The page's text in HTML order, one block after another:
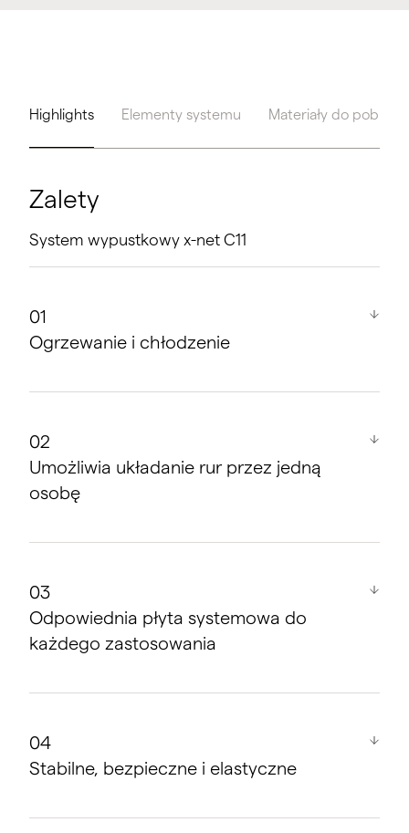
Highlights Elementy systemu Materiały do pobrania
Zalety
System wypustkowy x-net C11
Ogrzewanie i chłodzenie
Umożliwia układanie rur przez jedną
osobę
Technika łączenia płyt: precyzyjna, niezawodna,
szybka i bez użycia narzędzi
Resztki płyt można wykorzystać w innym miejscu,
Odpowiednia płyta systemowa do
każdego zastosowania
Stabilne, bezpieczne i elastyczne